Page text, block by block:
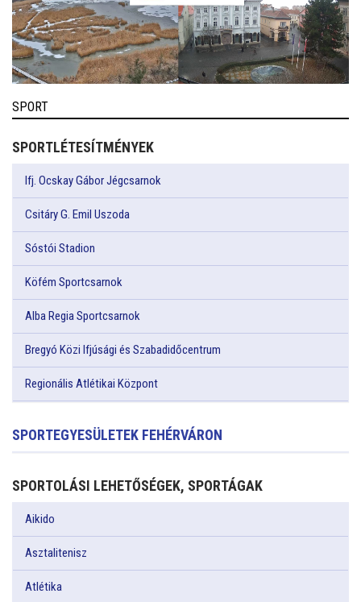
SPORT
SPORTLÉTESÍTMÉNYEK
Ifj. Ocskay Gábor Jégcsarnok
Csitáry G. Emil Uszoda
Sóstói Stadion
Köfém Sportcsarnok
Alba Regia Sportcsarnok
Bregyó Közi Ifjúsági és Szabadidőcentrum
Regionális Atlétikai Központ
SPORTEGYESÜLETEK FEHÉRVÁRON
SPORTOLÁSI LEHETŐSÉGEK, SPORTÁGAK
Aikido
Asztalitenisz
Atlétika